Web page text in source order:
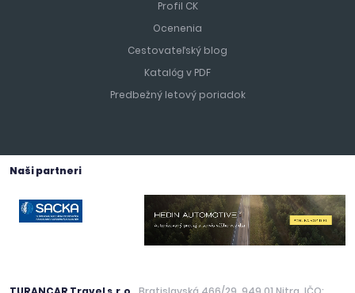
Profil CK
Ocenenia
Cestovateľský blog
Katalóg v PDF
Predbežný letový poriadok
Naši partneri